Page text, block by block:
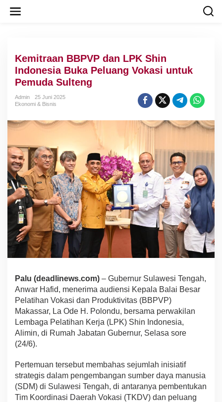
Kemitraan BBPVP dan LPK Shin
Indonesia Buka Peluang Vokasi untuk
Pemuda Sulteng
Admin
25 Juni 2025
Ekonomi & Bisnis
Palu (deadlinews.com) – Gubernur Sulawesi Tengah,
Anwar Hafid, menerima audiensi Kepala Balai Besar
Pelatihan Vokasi dan Produktivitas (BBPVP)
Makassar, La Ode H. Polondu, bersama perwakilan
Lembaga Pelatihan Kerja (LPK) Shin Indonesia,
Alimin, di Rumah Jabatan Gubernur, Selasa sore
(24/6).
Pertemuan tersebut membahas sejumlah inisiatif
strategis dalam pengembangan sumber daya manusia
(SDM) di Sulawesi Tengah, di antaranya pembentukan
Tim Koordinasi Daerah Vokasi (TKDV) dan peluang